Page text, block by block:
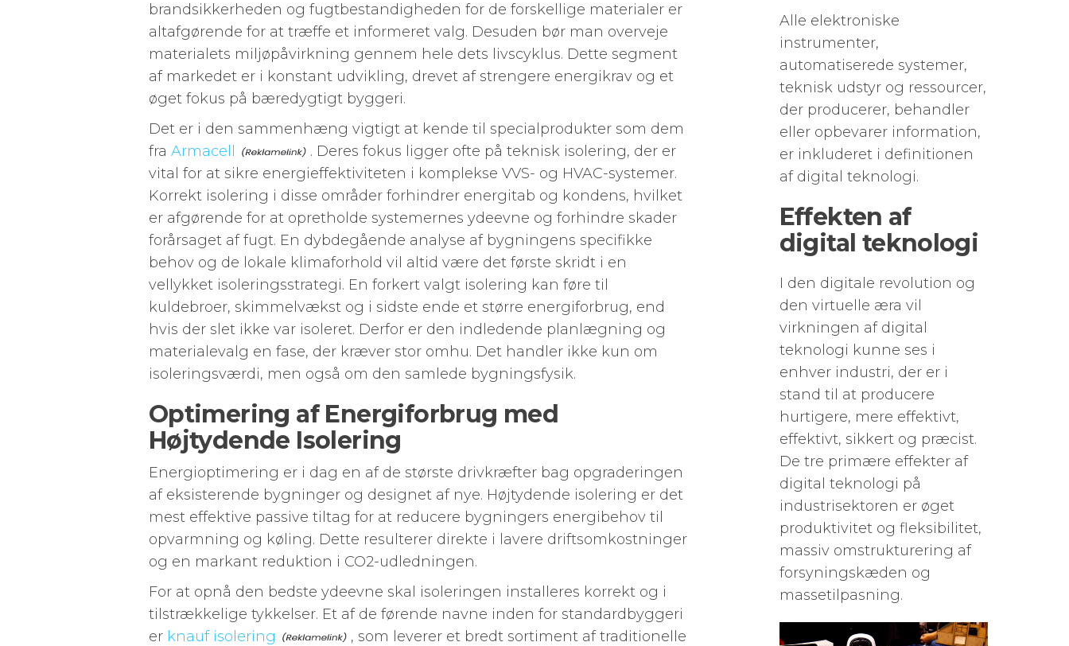
brandsikkerheden og fugtbestandigheden for de forskellige materialer er
altafgørende for at træffe et informeret valg. Desuden bør man overveje
materialets miljøpåvirkning gennem hele dets livscyklus. Dette segment
af markedet er i konstant udvikling, drevet af strengere energikrav og et
øget fokus på bæredygtigt byggeri.
Det er i den sammenhæng vigtigt at kende til specialprodukter som dem
fra Armacell
. Deres fokus ligger ofte på teknisk isolering, der er
vital for at sikre energieffektiviteten i komplekse VVS- og HVAC-systemer.
Korrekt isolering i disse områder forhindrer energitab og kondens, hvilket
er afgørende for at opretholde systemernes ydeevne og forhindre skader
forårsaget af fugt. En dybdegående analyse af bygningens specifikke
behov og de lokale klimaforhold vil altid være det første skridt i en
vellykket isoleringsstrategi. En forkert valgt isolering kan føre til
kuldebroer, skimmelvækst og i sidste ende et større energiforbrug, end
hvis der slet ikke var isoleret. Derfor er den indledende planlægning og
materialevalg en fase, der kræver stor omhu. Det handler ikke kun om
isoleringsværdi, men også om den samlede bygningsfysik.
Optimering af Energiforbrug med
Højtydende Isolering
Energioptimering er i dag en af de største drivkræfter bag opgraderingen
af eksisterende bygninger og designet af nye. Højtydende isolering er det
mest effektive passive tiltag for at reducere bygningers energibehov til
opvarmning og køling. Dette resulterer direkte i lavere driftsomkostninger
og en markant reduktion i CO2-udledningen.
For at opnå den bedste ydeevne skal isoleringen installeres korrekt og i
tilstrækkelige tykkelser. Et af de førende navne inden for standardbyggeri
er knauf isolering
, som leverer et bredt sortiment af traditionelle
Alle elektroniske
instrumenter,
automatiserede systemer,
teknisk udstyr og ressourcer,
der producerer, behandler
eller opbevarer information,
er inkluderet i definitionen
af ​​digital teknologi.
Effekten af ​​
digital teknologi
I den digitale revolution og
den virtuelle æra vil
virkningen af ​​digital
teknologi kunne ses i
enhver industri, der er i
stand til at producere
hurtigere, mere effektivt,
effektivt, sikkert og præcist.
De tre primære effekter af
digital teknologi på
industrisektoren er øget
produktivitet og fleksibilitet,
massiv omstrukturering af
forsyningskæden og
massetilpasning.